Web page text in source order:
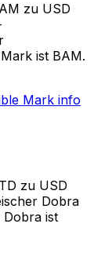
zu USD
ist BAM.
Mark info
zu USD
Dobra
Dobra ist